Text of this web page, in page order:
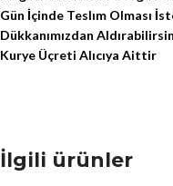
Gün İçinde Teslım Olması
Dükkanımızdan
Kurye Üçreti Alıcıya Aittir
İlgili ürünler